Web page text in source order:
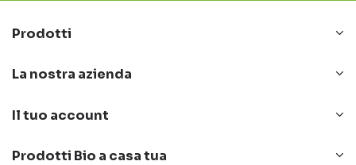
Prodotti
La nostra azienda
Il tuo account
Prodotti Bio a casa tua